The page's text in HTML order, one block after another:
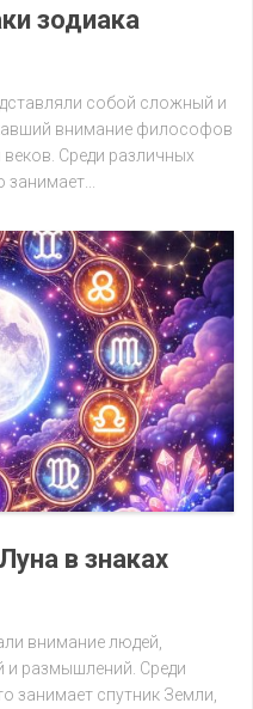
зодиака
собой сложный и
внимание философов
Среди различных
в знаках
внимание людей,
и размышлений. Среди
занимает спутник Земли,